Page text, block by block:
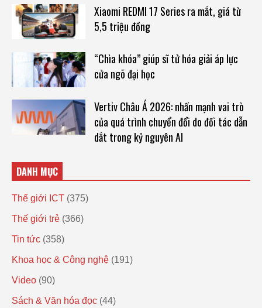
Xiaomi REDMI 17 Series ra mắt, giá từ
5,5 triệu đồng
“Chìa khóa” giúp sĩ tử hóa giải áp lực
cửa ngõ đại học
Vertiv Châu Á 2026: nhấn mạnh vai trò
của quá trình chuyển đổi do đối tác dẫn
dắt trong kỷ nguyên AI
DANH MỤC
Thế giới ICT (375)
Thế giới trẻ (366)
Tin tức (358)
Khoa học & Công nghệ (191)
Video (90)
Sách & Văn hóa đọc (44)